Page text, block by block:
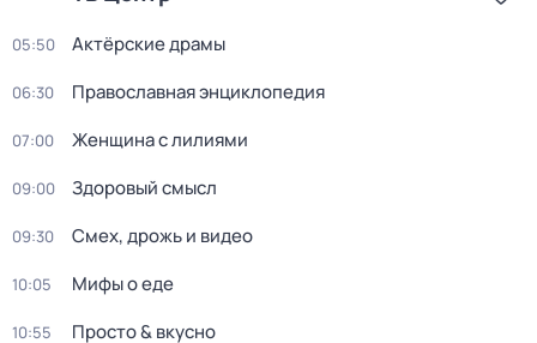
05:50 Актёрские драмы
06:30 Православная энциклопедия
07:00 Женщина с лилиями
09:00 Здоровый смысл
09:30 Смех, дрожь и видео
10:05 Мифы о еде
10:55 Просто & вкусно